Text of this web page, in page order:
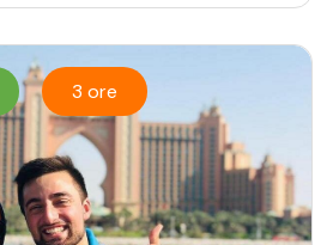
3 ore